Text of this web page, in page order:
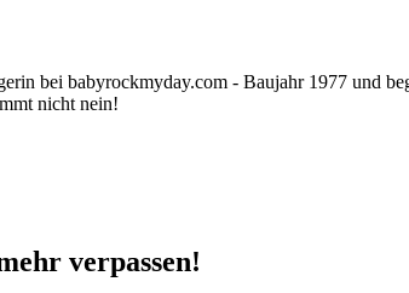
bei babyrockmyday.com - Baujahr 1977 und
nicht nein!
verpassen!